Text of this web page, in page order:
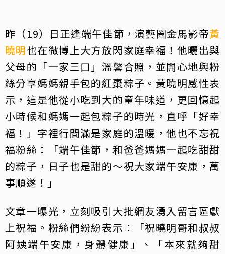
昨（19）日正逢端午佳節，演藝圈金馬影帝黃
曉明也在微博上大方放閃家庭幸福！他曬出與
父母的「一家三口」溫馨合照，並開心地與粉
絲分享媽媽親手包的紅棗粽子。黃曉明感性表
示，這是他從小吃到大的童年味道，更回憶起
小時候和媽媽一起包粽子的時光，直呼「好幸
福！」字裡行間滿是家庭的溫暖，他也不忘祝
福粉絲：「端午佳節，和爸爸媽媽一起吃甜甜
的粽子，日子也是甜的～祝大家端午安康，萬
事順遂！」
文章一曝光，立刻吸引大批網友湧入留言區獻
上祝福。粉絲們紛紛表示：「祝曉明哥和叔叔
阿姨端午安康，身體健康」、「本來就夠甜